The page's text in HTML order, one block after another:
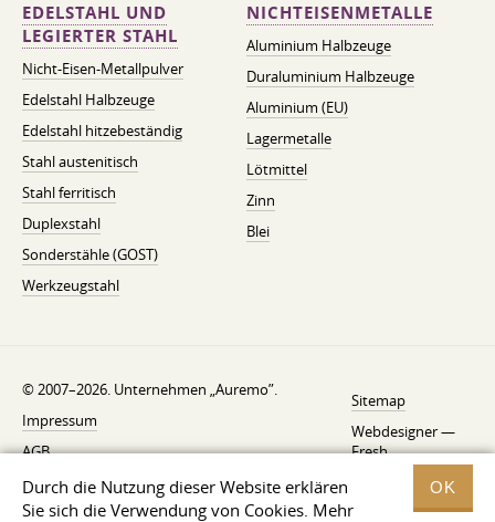
Durch die Nutzung dieser Website erklären
Sie sich die Verwendung von Cookies. Mehr
OK
EDELSTAHL UND
LEGIERTER STAHL
Nicht-Eisen-Metallpulver
Edelstahl Halbzeuge
Edelstahl hitzebeständig
Stahl austenitisch
Stahl ferritisch
Duplexstahl
Sonderstähle (GOST)
Werkzeugstahl
NICHTEISENMETALLE
Aluminium Halbzeuge
Duraluminium Halbzeuge
Aluminium (EU)
Lagermetalle
Lötmittel
Zinn
Blei
© 2007–2026. Unternehmen „Auremo”.
Impressum
AGB
Widerrufsbelehrung
Datenschutzerklärung
Sitemap
Webdesigner —
Fresh